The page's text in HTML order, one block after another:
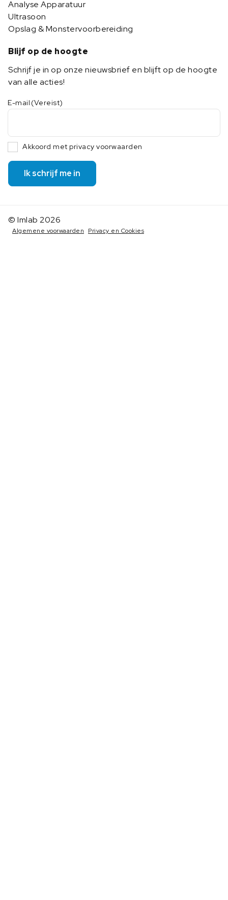
Analyse Apparatuur
Ultrasoon
Opslag & Monstervoorbereiding
Blijf op de hoogte
Schrijf je in op onze nieuwsbrief en blijft op de hoogte
van alle acties!
E-mail (Vereist)
Akkoord met privacy voorwaarden
Ik schrijf me in
© Imlab 2026
Algemene voorwaarden Privacy en Cookies